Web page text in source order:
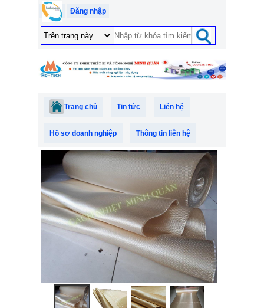
Đăng nhập
Trang chủ Tin tức Liên hệ
Hồ sơ doanh nghiệp Thông tin liên hệ